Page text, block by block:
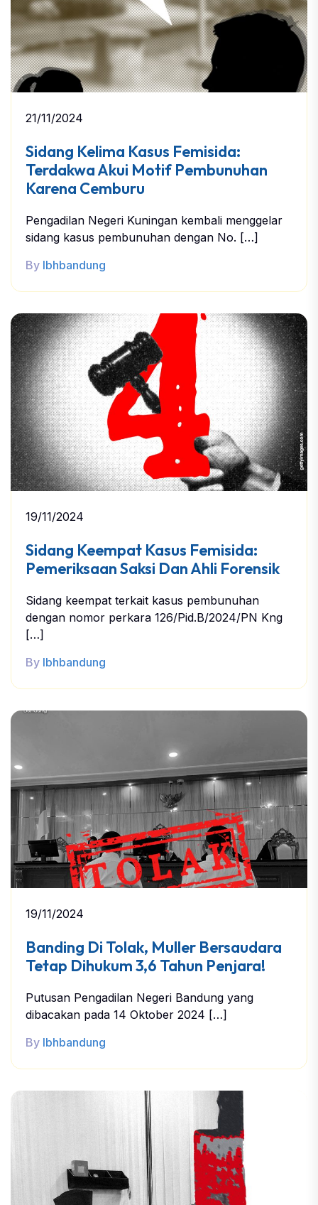
21/11/2024
Sidang Kelima Kasus Femisida:
Terdakwa Akui Motif Pembunuhan
Karena Cemburu
Pengadilan Negeri Kuningan kembali menggelar
sidang kasus pembunuhan dengan No. […]
By lbhbandung
19/11/2024
Sidang Keempat Kasus Femisida:
Pemeriksaan Saksi Dan Ahli Forensik
Sidang keempat terkait kasus pembunuhan
dengan nomor perkara 126/Pid.B/2024/PN Kng
[…]
By lbhbandung
19/11/2024
Banding Di Tolak, Muller Bersaudara
Tetap Dihukum 3,6 Tahun Penjara!
Putusan Pengadilan Negeri Bandung yang
dibacakan pada 14 Oktober 2024 […]
By lbhbandung